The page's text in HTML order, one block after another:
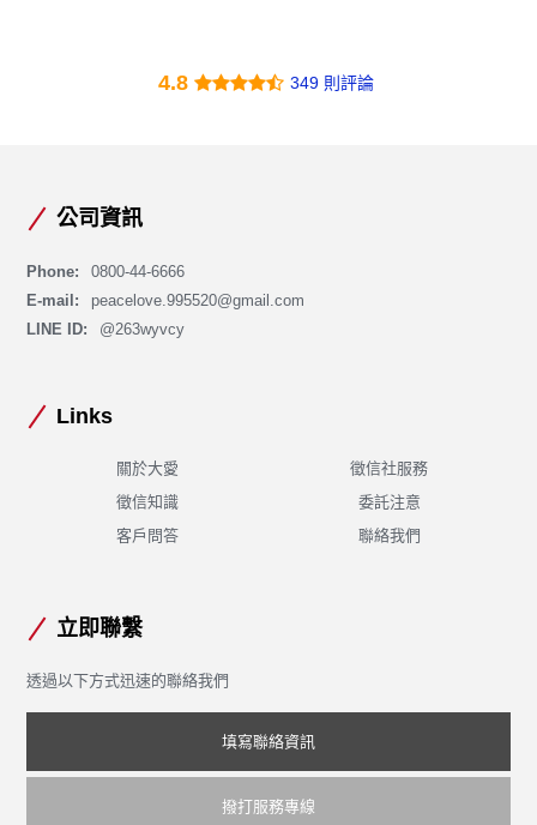
4.8 349 則評論
公司資訊
Phone:
0800-44-6666
E-mail:
peacelove.995520@gmail.com
LINE ID:
@263wyvcy
Links
關於大愛
徵信社服務
徵信知識
委託注意
客戶問答
聯絡我們
立即聯繫
透過以下方式迅速的聯絡我們
填寫聯絡資訊
撥打服務專線